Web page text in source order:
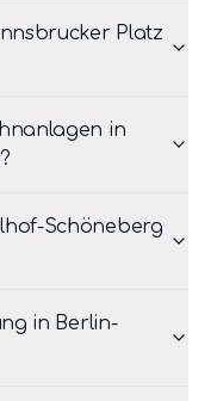
Platz
in
Schöneberg
in Berlin-